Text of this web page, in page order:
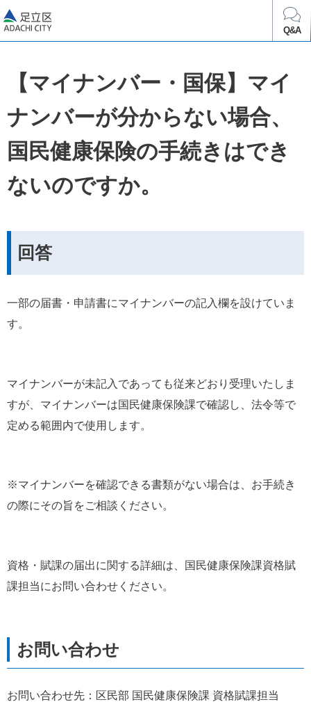
Q&A
【マイナンバー・国保】マイ
ナンバーが分からない場合、
国民健康保険の手続きはでき
ないのですか。
回答
一部の届書・申請書にマイナンバーの記入欄を設けていま
す。
マイナンバーが未記入であっても従来どおり受理いたしま
すが、マイナンバーは国民健康保険課で確認し、法令等で
定める範囲内で使用します。
※マイナンバーを確認できる書類がない場合は、お手続き
の際にその旨をご相談ください。
資格・賦課の届出に関する詳細は、国民健康保険課資格賦
課担当にお問い合わせください。
お問い合わせ先：区民部 国民健康保険課 資格賦課担当